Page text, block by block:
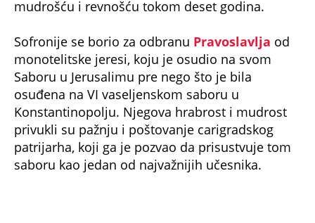
monotelitske jeresi, koju je osudio na svom
Saboru u Jerusalimu pre nego što je bila
osuđena na VI vaseljenskom saboru u
Konstantinopolju. Njegova hrabrost i mudrost
privukli su pažnju i poštovanje carigradskog
patrijarha, koji ga je pozvao da prisustvuje tom
saboru kao jedan od najvažnijih učesnika.